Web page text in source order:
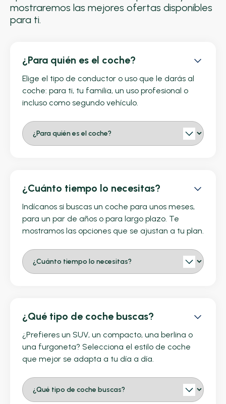
mostraremos las mejores ofertas disponibles
para ti.
¿Para quién es el coche?
Elige el tipo de conductor o uso que le darás al
coche: para ti, tu familia, un uso profesional o
incluso como segundo vehículo.
¿Cuánto tiempo lo necesitas?
Indícanos si buscas un coche para unos meses,
para un par de años o para largo plazo. Te
mostramos las opciones que se ajustan a tu plan.
¿Qué tipo de coche buscas?
¿Prefieres un SUV, un compacto, una berlina o
una furgoneta? Selecciona el estilo de coche
que mejor se adapta a tu día a día.